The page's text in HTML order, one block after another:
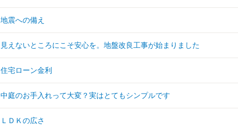
地震への備え
見えないところにこそ安心を。地盤改良工事が始まりました
住宅ローン金利
中庭のお手入れって大変？実はとてもシンプルです
ＬＤＫの広さ